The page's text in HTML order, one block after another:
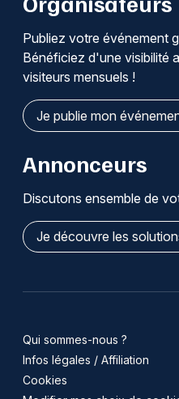
Publiez votre événement
Bénéficiez d'une visibilité
visiteurs mensuels !
Je publie mon
Annonceurs
Discutons ensemble de
Je découvre les
Qui sommes-nous ?
Infos légales / Affiliation
Cookies